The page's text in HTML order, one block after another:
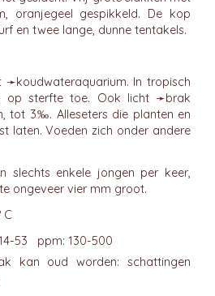
oranjegeel gespikkeld. De kop
en twee lange, dunne tentakels.
➛koudwateraquarium. In tropisch
op sterfte toe. Ook licht ➛brak
tot 3‰. Alleseters die planten en
laten. Voeden zich onder andere
slechts enkele jongen per keer,
ongeveer vier mm groot.
C
53 ppm: 130-500
kan oud worden: schattingen